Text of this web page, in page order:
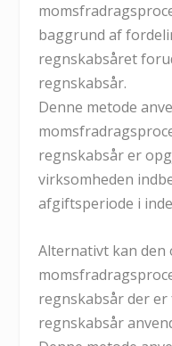
baggrund af
regnskabsåret
regnskabsår.
Denne metode
regnskabsår er
virksomheden
afgiftsperiode i
Alternativt kan
regnskabsår der
regnskabsår